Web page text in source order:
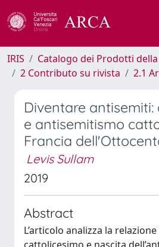
IRIS
Catalogo dei Prodotti della
2 Contributo su rivista
2.1
Diventare antisemiti:
e antisemitismo
Francia
Levis Sullam
2019
Abstract
L’articolo analizza la